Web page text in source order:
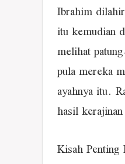
Ibrahim
itu kemudian
melihat
pula mereka
ayahnya itu.
hasil
Kisah